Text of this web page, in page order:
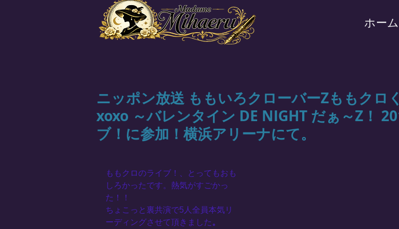
ホーム
ニッポン放送 ももいろクローバーZももクロ
xoxo ～バレンタイン DE NIGHT だぁ～Z！
ブ！に参加！横浜アリーナにて。
ももクロのライブ！、とってもおも
しろかったです。熱気がすごかっ
た！！
ちょこっと裏共演で5人全員本気リ
ーディングさせて頂きました 。